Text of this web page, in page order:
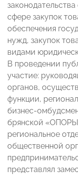
сфере закупок
обеспечения
нужд, закупок
видами
В проведении
участие:
органов,
функции,
бизнес-
брянской
региональное
общественной
представлял